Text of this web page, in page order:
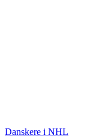
Danskere i NHL